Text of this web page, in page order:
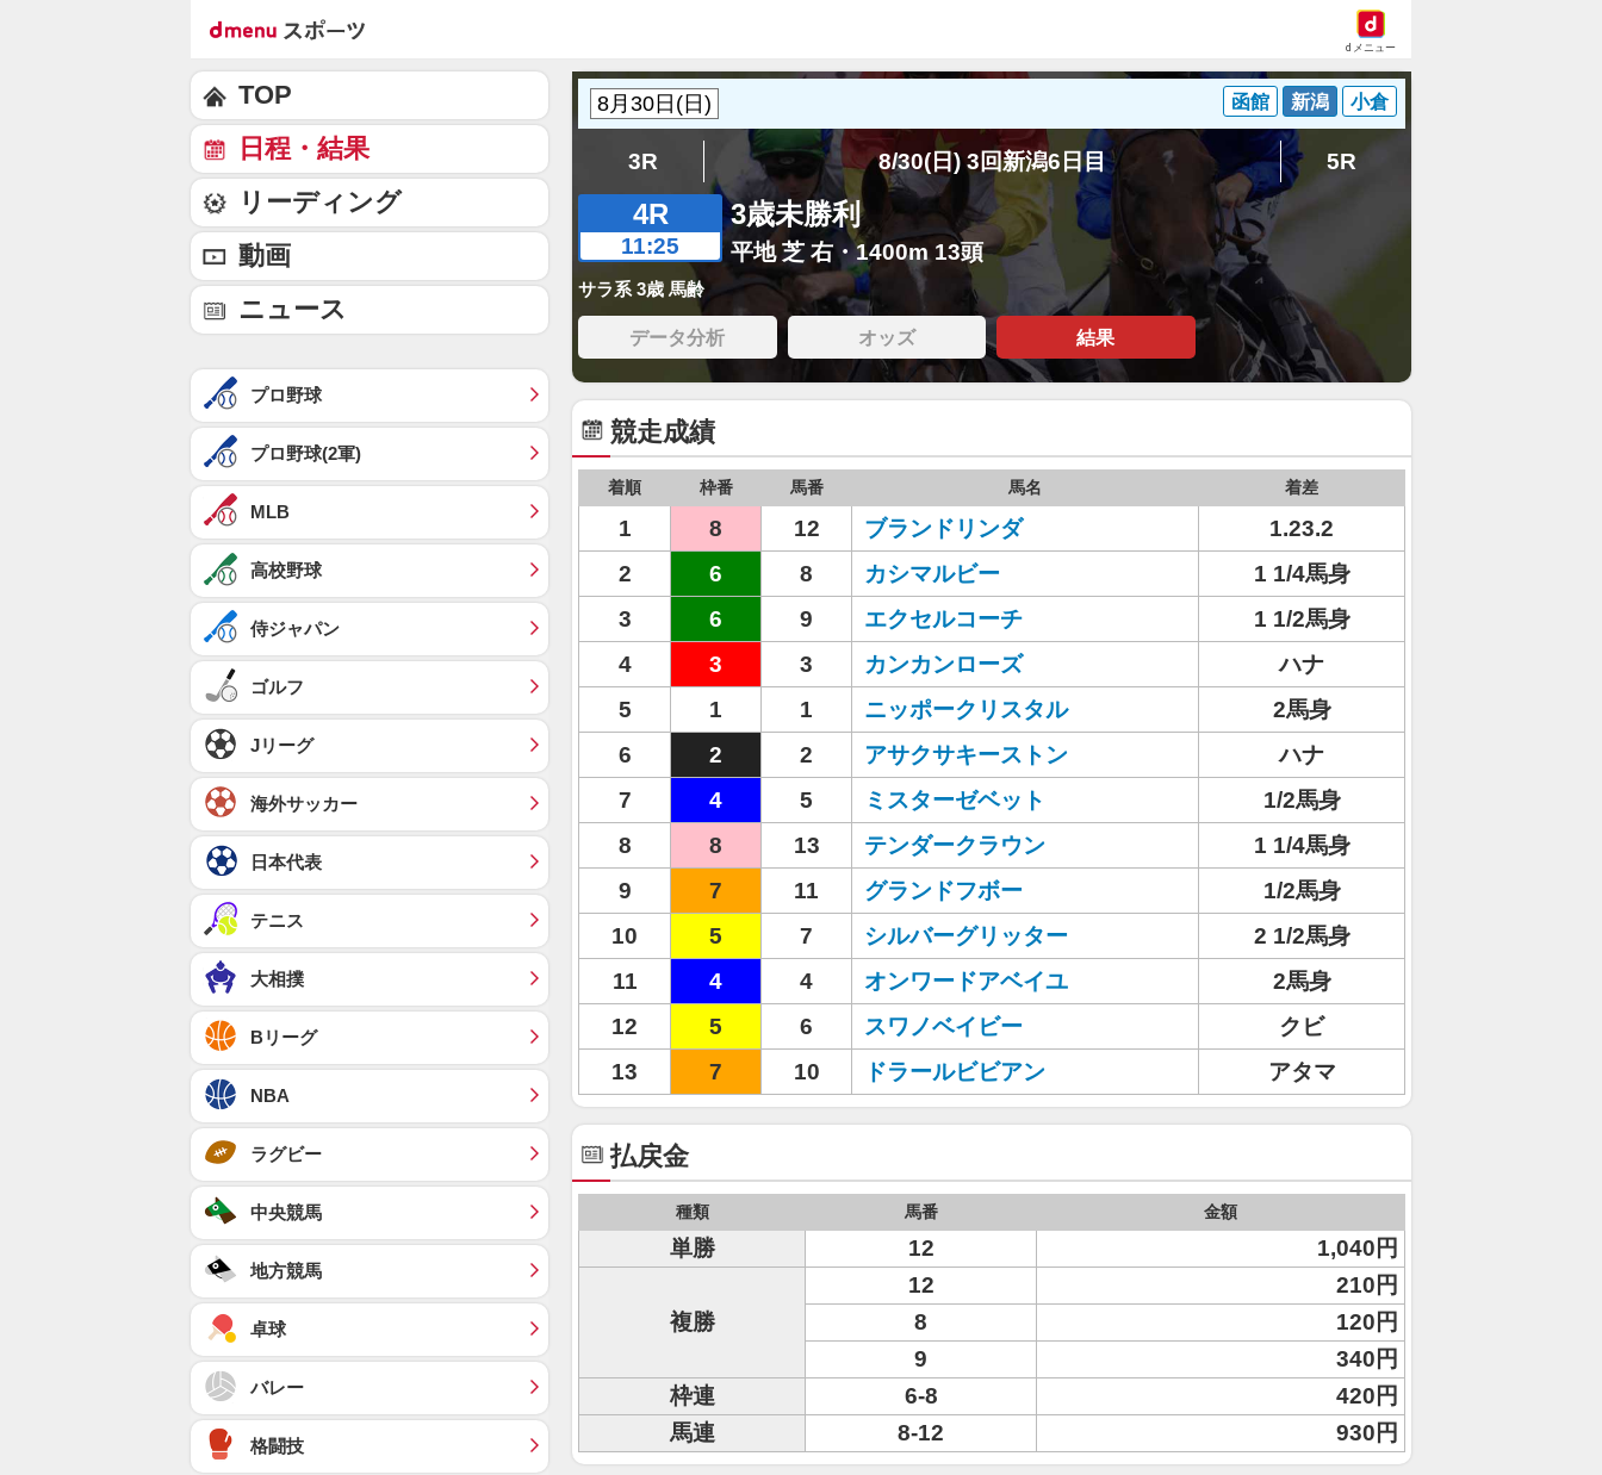
dメニュー
函館 新潟 小倉
3R 8/30(日) 3回新潟6日目 5R
4R
11:25
3歳未勝利
平地 芝 右・1400m 13頭
サラ系 3歳 馬齢
データ分析 オッズ 結果
競走成績
着順 枠番 馬番 馬名 着差
1 8 12 ブランドリンダ
1.23.2
2
6 8 カシマルビー
1 1/4馬身
3
6 9 エクセルコーチ
1 1/2馬身
4
3 3 カンカンローズ
ハナ
5
1 1 ニッポークリスタル
2馬身
6
2 2 アサクサキーストン
ハナ
7
4 5 ミスターゼベット
1/2馬身
8
8 13 テンダークラウン
1 1/4馬身
9
7 11 グランドフボー
1/2馬身
10
5 7 シルバーグリッター
2 1/2馬身
11
4 4 オンワードアベイユ
2馬身
12
5 6 スワノベイビー
クビ
13
7 10 ドラールビビアン アタマ
払戻金
種類 馬番 金額
単勝 12 1,040円
複勝
12
210円
8
120円
9
340円
枠連
6-8
420円
馬連
8-12 930円
TOP
日程・結果
リーディング
動画
ニュース
プロ野球
プロ野球(2軍)
MLB
高校野球
侍ジャパン
ゴルフ
Jリーグ
海外サッカー
日本代表
テニス
大相撲
Bリーグ
NBA
ラグビー
中央競馬
地方競馬
卓球
バレー
格闘技